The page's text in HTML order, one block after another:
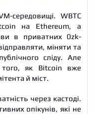
середовищі. WBTC
на Ethereum, а
в приватних 0zk-
міняти та
сліду. Але
того, як Bitcoin вже
й міст.
через кастоді.
опікунів, які не